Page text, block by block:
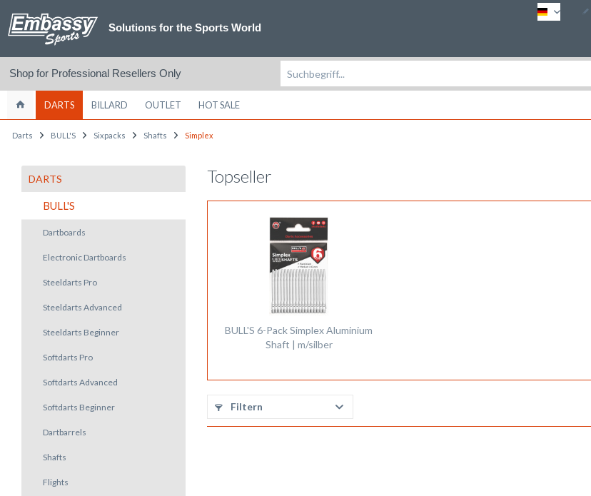
DE
Solutions for the Sports World
Shop for Professional Resellers Only
DARTS BILLARD OUTLET HOT SALE
Darts BULL'S Sixpacks Shafts Simplex
DARTS
BULL'S
Dartboards
Electronic Dartboards
Steeldarts Pro
Steeldarts Advanced
Steeldarts Beginner
Softdarts Pro
Softdarts Advanced
Softdarts Beginner
Dartbarrels
Shafts
Flights
Topseller
BULL'S 6-Pack Simplex Aluminium
Shaft | m/silber
Filtern